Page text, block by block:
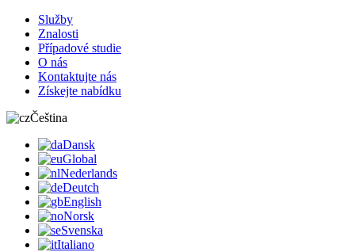
Služby
Znalosti
Případové studie
O nás
Kontaktujte nás
Získejte nabídku
Čeština
Dansk
Global
Nederlands
Deutch
English
Norsk
Svenska
Italiano